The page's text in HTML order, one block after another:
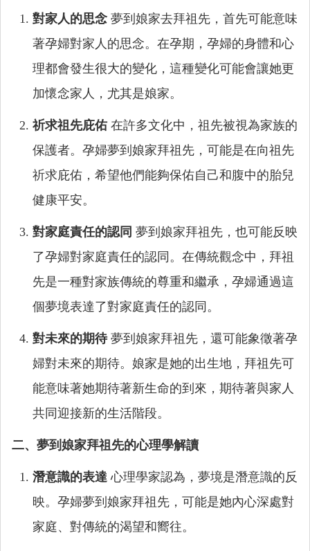
對家人的思念 夢到娘家去拜祖先，首先可能意味
著孕婦對家人的思念。在孕期，孕婦的身體和心
理都會發生很大的變化，這種變化可能會讓她更
加懷念家人，尤其是娘家。
祈求祖先庇佑 在許多文化中，祖先被視為家族的
保護者。孕婦夢到娘家拜祖先，可能是在向祖先
祈求庇佑，希望他們能夠保佑自己和腹中的胎兒
健康平安。
對家庭責任的認同 夢到娘家拜祖先，也可能反映
了孕婦對家庭責任的認同。在傳統觀念中，拜祖
先是一種對家族傳統的尊重和繼承，孕婦通過這
個夢境表達了對家庭責任的認同。
對未來的期待夢到娘家拜祖先，還可能象徵著孕
婦對未來的期待。娘家是她的出生地，拜祖先可
能意味著她期待著新生命的到來，期待著與家人
共同迎接新的生活階段。
二、夢到娘家拜祖先的心理學解讀
潛意識的表達 心理學家認為，夢境是潛意識的反
映。孕婦夢到娘家拜祖先，可能是她內心深處對
家庭、對傳統的渴望和嚮往。